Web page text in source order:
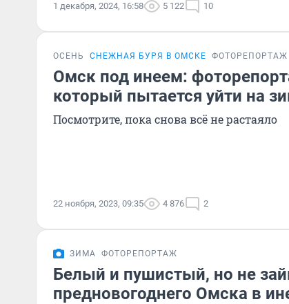
1 декабря, 2024, 16:58 5 122 10
ОСЕНЬ СНЕЖНАЯ БУРЯ В ОМСКЕ ФОТОРЕПОРТАЖ
Омск под инеем:
который пытается уйти на
Посмотрите, пока снова всё не растаяло
22 ноября, 2023, 09:35 4 876 2
ЗИМА ФОТОРЕПОРТАЖ
Белый и пушистый, но не
предновогоднего Омска в